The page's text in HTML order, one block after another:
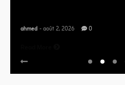
ahmed - août 2, 2026 0